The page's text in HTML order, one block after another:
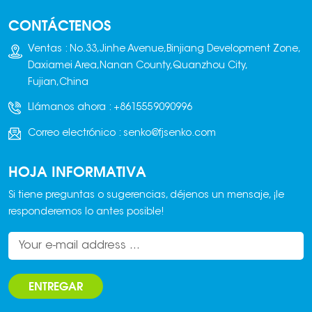
preciso.
CONTÁCTENOS
Ventas : No.33,Jinhe Avenue,Binjiang Development Zone,
Daxiamei Area,Nanan County,Quanzhou City,
Fujian,China
Llámanos ahora : +8615559090996
Correo electrónico : senko@fjsenko.com
HOJA INFORMATIVA
Si tiene preguntas o sugerencias, déjenos un mensaje, ¡le
responderemos lo antes posible!
ENTREGAR